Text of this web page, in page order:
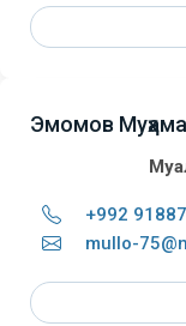
Эмомов
+992
mullo-